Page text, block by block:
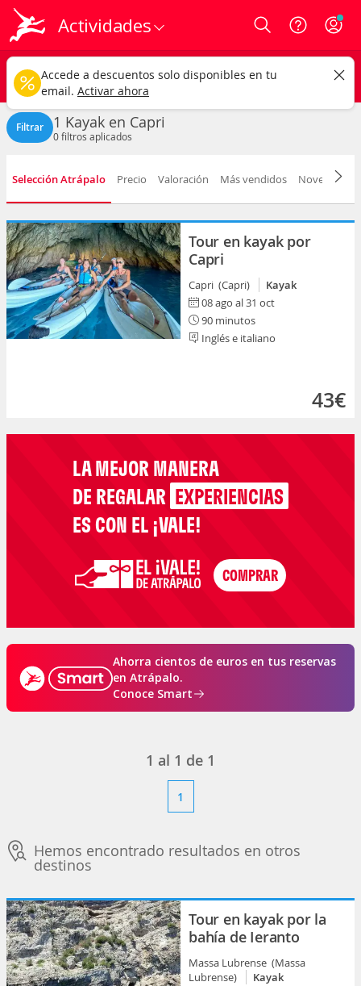
Actividades Login
Capri ciudad
Kayak Cualquier fecha
CAMBIAR
Filtrar 1 Kayak en Capri
0filtros aplicados
Selección Atrápalo Precio Valoración Más vendidos Novedad
Tour en kayak por
Capri
Capri (Capri)
Kayak
08 ago al 31 oct
90 minutos
Inglés e italiano
43€
LA MEJOR MANERA
DE REGALAR EXPERIENCIAS
ES CON EL ¡VALE!
Ahorra cientos de euros en tus reservas
en Atrápalo.
Conoce Smart
1 al 1 de 1
1
Hemos encontrado resultados en otros
destinos
Tour en kayak por la
bahía de Ieranto
Massa Lubrense (Massa
Lubrense)
Kayak
Accede a descuentos solo disponibles en tu
email. Activar ahora